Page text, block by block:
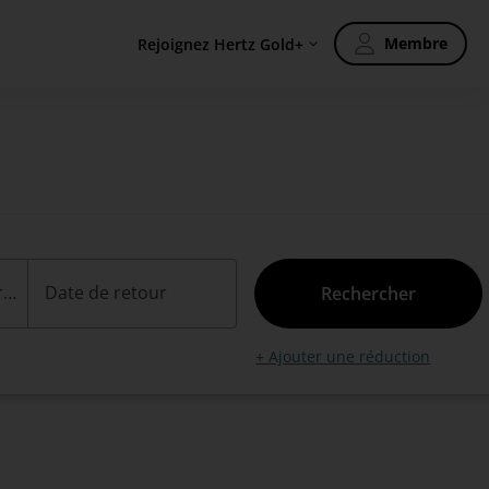
Rejoignez Hertz Gold+ Membre
Date de prise en charge Date de retour Rechercher
+ Ajouter une réduction